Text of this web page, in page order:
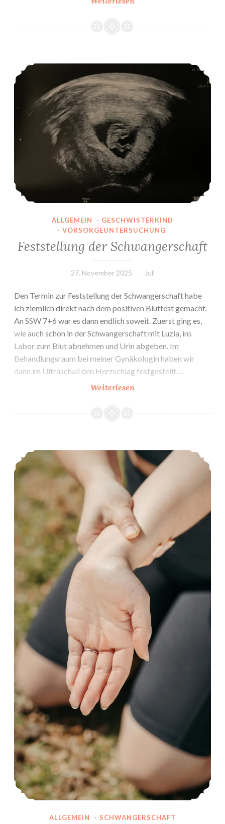
&
Feststellung der Schwangerschaft
ALLGEMEIN · GESCHWISTERKIND
· VORSORGEUNTERSUCHUNG
Feststellung der Schwangerschaft
27. November 2025 Juli
Den Termin zur Feststellung der Schwangerschaft habe
ich ziemlich direkt nach dem positiven Bluttest gemacht.
An SSW 7+6 war es dann endlich soweit. Zuerst ging es,
wie auch schon in der Schwangerschaft mit Luzia, ins
Labor zum Blut abnehmen und Urin abgeben. Im
Behandlungsraum bei meiner Gynäkologin haben wir
dann im Ultraschall den Herzschlag festgestellt.…
WeiterlesenFeststellung
Schwangerschaft
7. & 8. SSW
ALLGEMEIN · SCHWANGERSCHAFT